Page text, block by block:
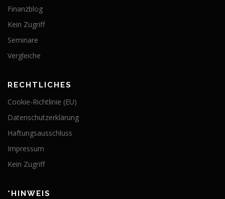
Finanzblog
Kein Zugriff
Seminare
Vergleiche
RECHTLICHES
Cookie-Richtlinie (EU)
Datenschutzerklärung
Haftungsausschluss
Impressum
Kein Zugriff
*HINWEIS